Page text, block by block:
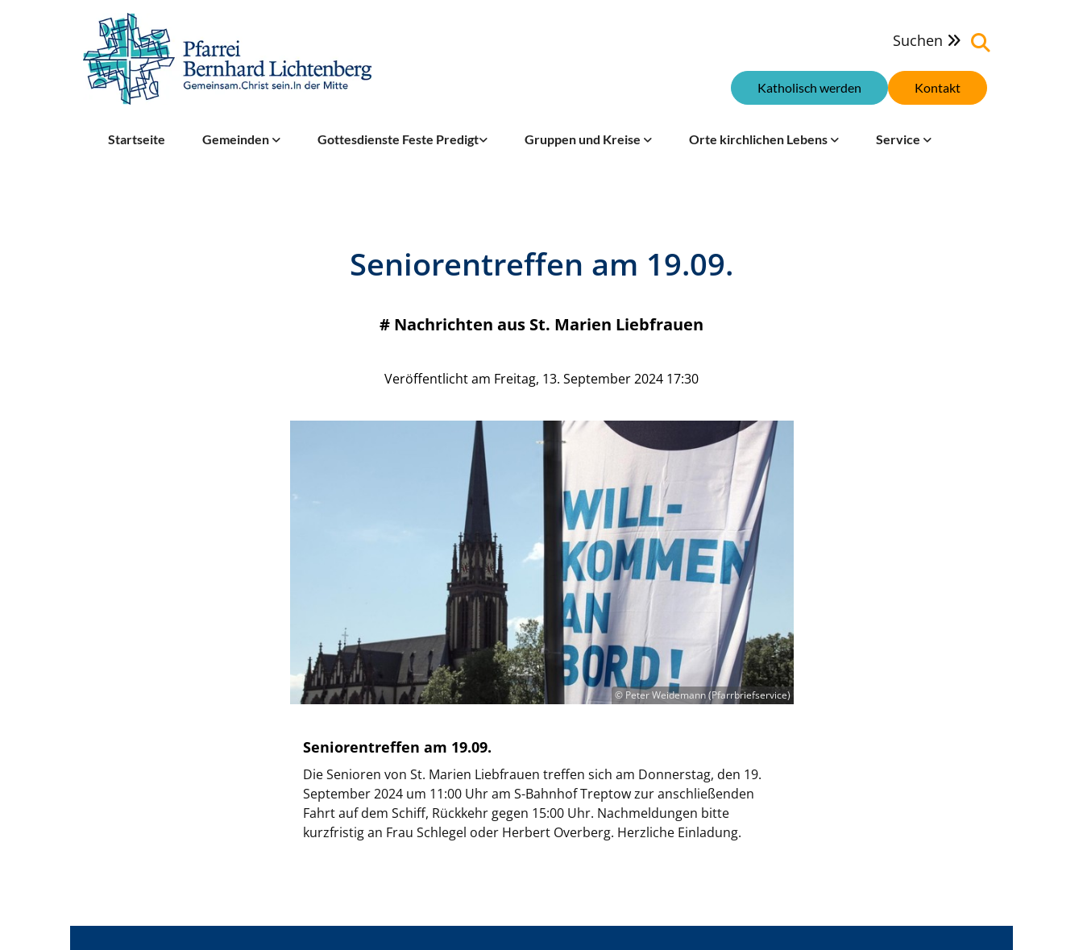
Suchen 
Kontakt
Katholisch werden
Startseite Gemeinden Gottesdienste Feste Predigt Gruppen und Kreise Orte kirchlichen Lebens Service
Seniorentreffen am 19.09.
# Nachrichten aus St. Marien Liebfrauen
Veröffentlicht am Freitag, 13. September 2024 17:30
© Peter Weidemann (Pfarrbriefservice)
Seniorentreffen am 19.09.
Die Senioren von St. Marien Liebfrauen treffen sich am Donnerstag, den 19.
September 2024 um 11:00 Uhr am S-Bahnhof Treptow zur anschließenden
Fahrt auf dem Schiff, Rückkehr gegen 15:00 Uhr. Nachmeldungen bitte
kurzfristig an Frau Schlegel oder Herbert Overberg. Herzliche Einladung.